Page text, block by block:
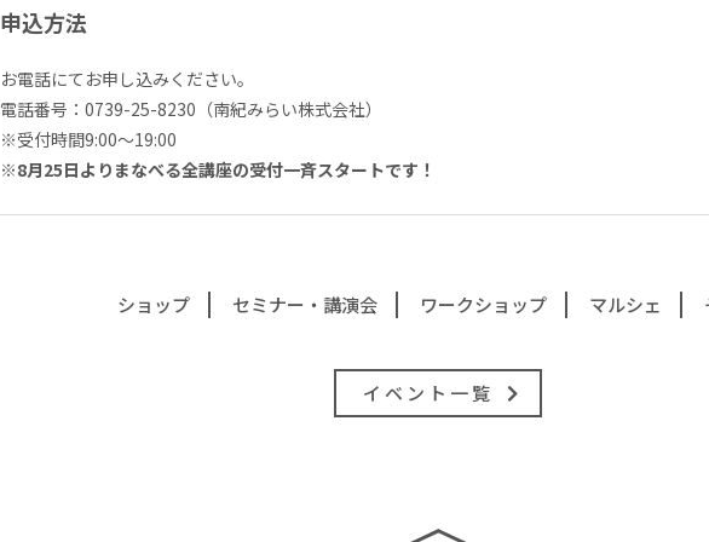
申込方法
お電話にてお申し込みください。
電話番号：0739-25-8230（南紀みらい株式会社）
※受付時間9:00～19:00
※8月25日よりまなべる全講座の受付一斉スタートです！
ショップ セミナー・講演会 ワークショップ マルシェ
イベント一覧